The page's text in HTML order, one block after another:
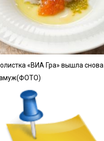
«ВИА Гра» вышла снова